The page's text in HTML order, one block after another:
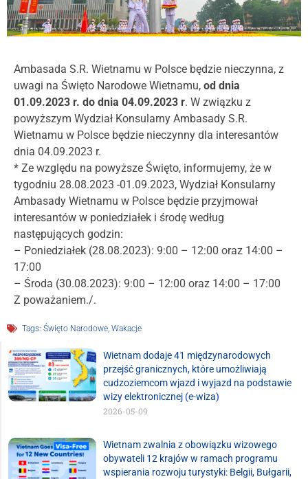
Ambasada S.R. Wietnamu w Polsce będzie nieczynna, z
uwagi na Święto Narodowe Wietnamu, od dnia
01.09.2023 r. do dnia 04.09.2023 r. W związku z
powyższym Wydział Konsularny Ambasady S.R.
Wietnamu w Polsce będzie nieczynny dla interesantów
dnia 04.09.2023 r.
* Ze względu na powyższe Święto, informujemy, że w
tygodniu 28.08.2023 -01.09.2023, Wydział Konsularny
Ambasady Wietnamu w Polsce będzie przyjmował
interesantów w poniedziałek i środę według
następujących godzin:
– Poniedziałek (28.08.2023): 9:00 – 12:00 oraz 14:00 –
17:00
– Środa (30.08.2023): 9:00 – 12:00 oraz 14:00 – 17:00
Z poważaniem./.
Tags: Święto Narodowe, Wakacje
Wietnam dodaje 41 międzynarodowych
przejść granicznych, które umożliwiają
cudzoziemcom wjazd i wyjazd na podstawie
wizy elektronicznej (e-wiza)
2026-05-09
Wietnam zwalnia z obowiązku wizowego
obywateli 12 krajów w ramach programu
wspierania rozwoju turystyki: Belgii, Bułgarii,